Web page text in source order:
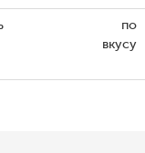
по
вкусу